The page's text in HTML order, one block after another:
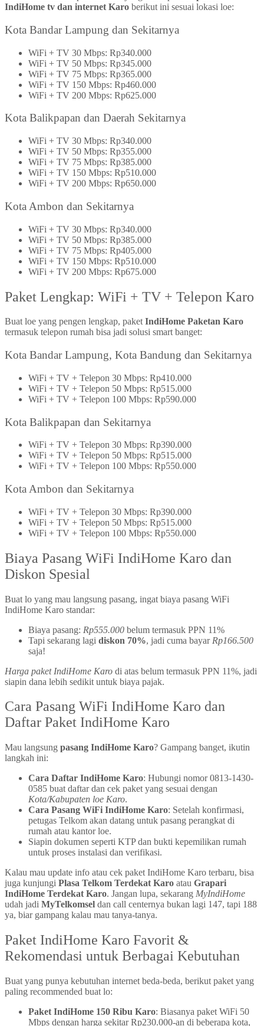
IndiHome tv dan internet Karo berikut ini sesuai lokasi loe:
Kota Bandar Lampung dan Sekitarnya
WiFi + TV 30 Mbps: Rp340.000
WiFi + TV 50 Mbps: Rp345.000
WiFi + TV 75 Mbps: Rp365.000
WiFi + TV 150 Mbps: Rp460.000
WiFi + TV 200 Mbps: Rp625.000
Kota Balikpapan dan Daerah Sekitarnya
WiFi + TV 30 Mbps: Rp340.000
WiFi + TV 50 Mbps: Rp355.000
WiFi + TV 75 Mbps: Rp385.000
WiFi + TV 150 Mbps: Rp510.000
WiFi + TV 200 Mbps: Rp650.000
Kota Ambon dan Sekitarnya
WiFi + TV 30 Mbps: Rp340.000
WiFi + TV 50 Mbps: Rp385.000
WiFi + TV 75 Mbps: Rp405.000
WiFi + TV 150 Mbps: Rp510.000
WiFi + TV 200 Mbps: Rp675.000
Paket Lengkap: WiFi + TV + Telepon Karo
Buat loe yang pengen lengkap, paketIndiHome Paketan Karo
termasuk telepon rumah bisa jadi solusi smart banget:
Kota Bandar Lampung, Kota Bandung dan Sekitarnya
WiFi + TV + Telepon 30 Mbps: Rp410.000
WiFi + TV + Telepon 50 Mbps: Rp515.000
WiFi + TV + Telepon 100 Mbps: Rp590.000
Kota Balikpapan dan Sekitarnya
WiFi + TV + Telepon 30 Mbps: Rp390.000
WiFi + TV + Telepon 50 Mbps: Rp515.000
WiFi + TV + Telepon 100 Mbps: Rp550.000
Kota Ambon dan Sekitarnya
WiFi + TV + Telepon 30 Mbps: Rp390.000
WiFi + TV + Telepon 50 Mbps: Rp515.000
WiFi + TV + Telepon 100 Mbps: Rp550.000
Biaya Pasang WiFi IndiHome Karo dan
Diskon Spesial
Buat lo yang mau langsung pasang, ingat biaya pasang WiFi
IndiHome Karo standar:
Biaya pasang: Rp555.000 belum termasuk PPN 11%
Tapi sekarang lagi diskon 70%, jadi cuma bayar Rp166.500
saja!
Harga paket IndiHome Karo di atas belum termasuk PPN 11%, jadi
siapin dana lebih sedikit untuk biaya pajak.
Cara Pasang WiFi IndiHome Karo dan
Daftar Paket IndiHome Karo
Mau langsung pasang IndiHome Karo? Gampang banget, ikutin
langkah ini:
Cara Daftar IndiHome Karo: Hubungi nomor 0813-1430-
0585 buat daftar dan cek paket yang sesuai dengan
Kota/Kabupaten loe Karo.
Cara Pasang WiFi IndiHome Karo: Setelah konfirmasi,
petugas Telkom akan datang untuk pasang perangkat di
rumah atau kantor loe.
Siapin dokumen seperti KTP dan bukti kepemilikan rumah
untuk proses instalasi dan verifikasi.
Kalau mau update info atau cek paket IndiHome Karo terbaru, bisa
juga kunjungi Plasa Telkom Terdekat Karo atau Grapari
IndiHome Terdekat Karo. Jangan lupa, sekarang MyIndiHome
udah jadi MyTelkomsel dan call centernya bukan lagi 147, tapi 188
ya, biar gampang kalau mau tanya-tanya.
Paket IndiHome Karo Favorit &
Rekomendasi untuk Berbagai Kebutuhan
Buat yang punya kebutuhan internet beda-beda, berikut paket yang
paling recommended buat lo:
Paket IndiHome 150 Ribu Karo: Biasanya paket WiFi 50
Mbps dengan harga sekitar Rp230.000-an di beberapa kota,